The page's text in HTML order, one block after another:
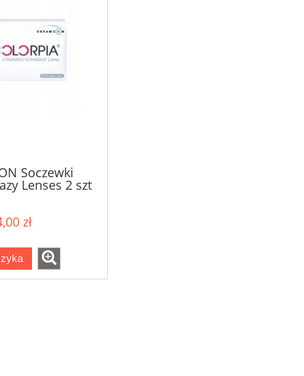
Soczewki
Lenses 2 szt
zł